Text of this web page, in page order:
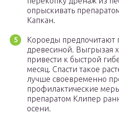
опрыскивать
Капкан.
Короеды предпочитают
древесиной. Выгрызая
привести к быстрой
месяц. Спасти такое
лучше своевременно
профилактические
препаратом Клипер
осени.